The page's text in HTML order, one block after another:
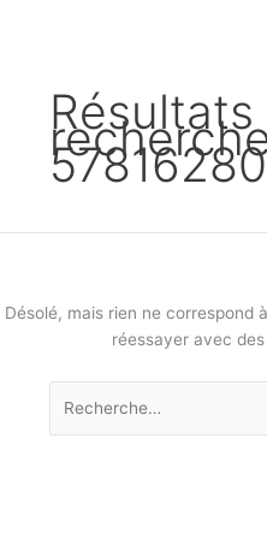
Résultats
Désolé, mais rien ne correspond
réessayer avec